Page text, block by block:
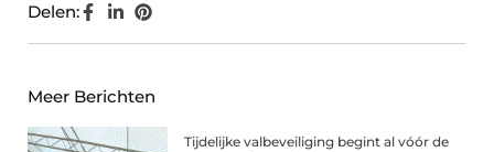
Delen:
Meer Berichten
Tijdelijke valbeveiliging begint al vóór de